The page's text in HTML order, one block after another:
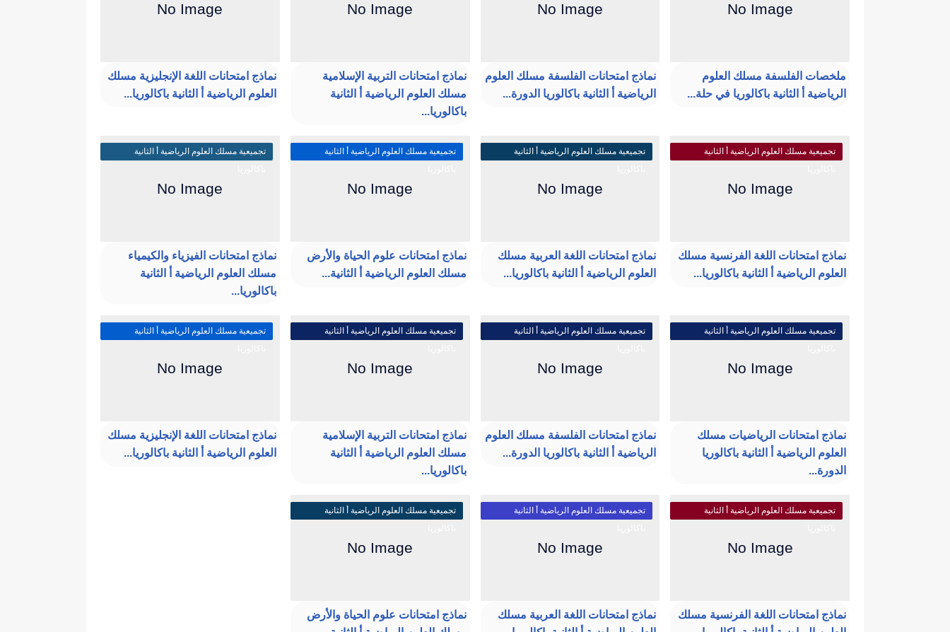
ملخصات الفلسفة مسلك العلوم
الرياضية أ الثانية باكالوريا في حلة...
نماذج امتحانات الفلسفة مسلك العلوم
الرياضية أ الثانية باكالوريا الدورة...
نماذج امتحانات التربية الإسلامية
مسلك العلوم الرياضية أ الثانية
باكالوريا...
نماذج امتحانات اللغة الإنجليزية مسلك
العلوم الرياضية أ الثانية باكالوريا...
تجميعية مسلك العلوم الرياضية أ الثانية
نماذج امتحانات اللغة الفرنسية مسلك
العلوم الرياضية أ الثانية باكالوريا...
تجميعية مسلك العلوم الرياضية أ الثانية
نماذج امتحانات اللغة العربية مسلك
العلوم الرياضية أ الثانية باكالوريا...
تجميعية مسلك العلوم الرياضية أ الثانية
نماذج امتحانات علوم الحياة والأرض
مسلك العلوم الرياضية أ الثانية...
تجميعية مسلك العلوم الرياضية أ الثانية
نماذج امتحانات الفيزياء والكيمياء
مسلك العلوم الرياضية أ الثانية
باكالوريا...
تجميعية مسلك العلوم الرياضية أ الثانية
نماذج امتحانات الرياضيات مسلك
العلوم الرياضية أ الثانية باكالوريا
الدورة...
تجميعية مسلك العلوم الرياضية أ الثانية
نماذج امتحانات الفلسفة مسلك العلوم
الرياضية أ الثانية باكالوريا الدورة...
تجميعية مسلك العلوم الرياضية أ الثانية
نماذج امتحانات التربية الإسلامية
مسلك العلوم الرياضية أ الثانية
باكالوريا...
تجميعية مسلك العلوم الرياضية أ الثانية
نماذج امتحانات اللغة الإنجليزية مسلك
العلوم الرياضية أ الثانية باكالوريا...
تجميعية مسلك العلوم الرياضية أ الثانية
نماذج امتحانات اللغة الفرنسية مسلك
تجميعية مسلك العلوم الرياضية أ الثانية
نماذج امتحانات اللغة العربية مسلك
تجميعية مسلك العلوم الرياضية أ الثانية
نماذج امتحانات علوم الحياة والأرض